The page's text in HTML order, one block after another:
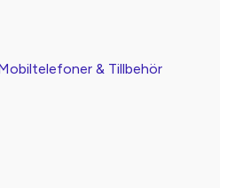
& Tillbehör